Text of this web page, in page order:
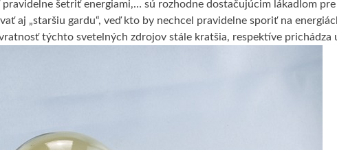
šetriť energiami,… sú rozhodne dostačujúcim lákadlom pre
aj „staršiu gardu“, veď kto by nechcel pravidelne sporiť na
týchto svetelných zdrojov stále kratšia, respektíve prichádza